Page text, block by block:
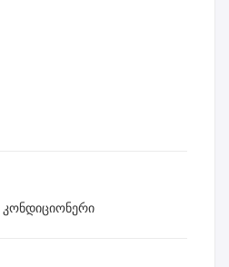
კონდიციონერი